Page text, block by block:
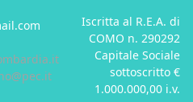
Iscritta al R.E.A. di
COMO n. 290292
Capitale Sociale
sottoscritto €
1.000.000,00 i.v.